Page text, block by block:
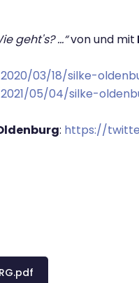
geht's? ...“von und mit
03/18/silke-
05/04/silke-
: https://